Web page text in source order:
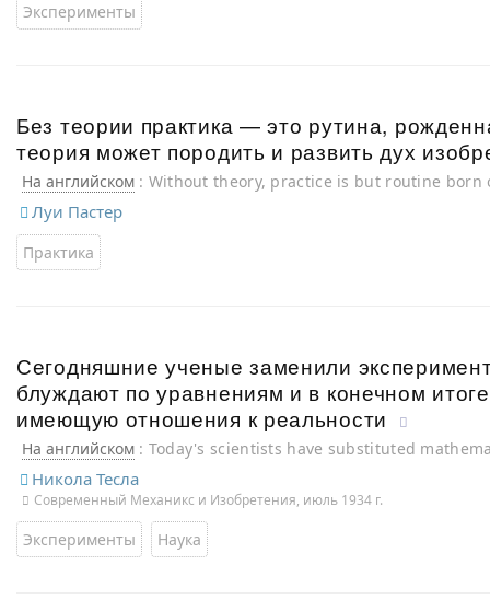
Эксперименты
Без теории практика — это рутина,
теория может породить и развить дух
На английском : Without theory, practice is but routine born
bring forth and develop the spirit of inventions.
Луи Пастер
Практика
Сегодняшние ученые заменили
блуждают по уравнениям и в конечном
имеющую отношения к реальности
На английском : Today's scientists have substituted
they wander off through equation after equation, and
which has no relation to reality.
Никола Тесла
Современный Механикс и Изобретения, июль 1934 г.
Эксперименты Наука